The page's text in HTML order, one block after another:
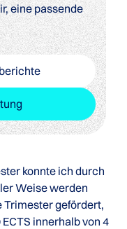
eine passende
konnte ich durch
Weise werden
gefördert,
innerhalb von 4